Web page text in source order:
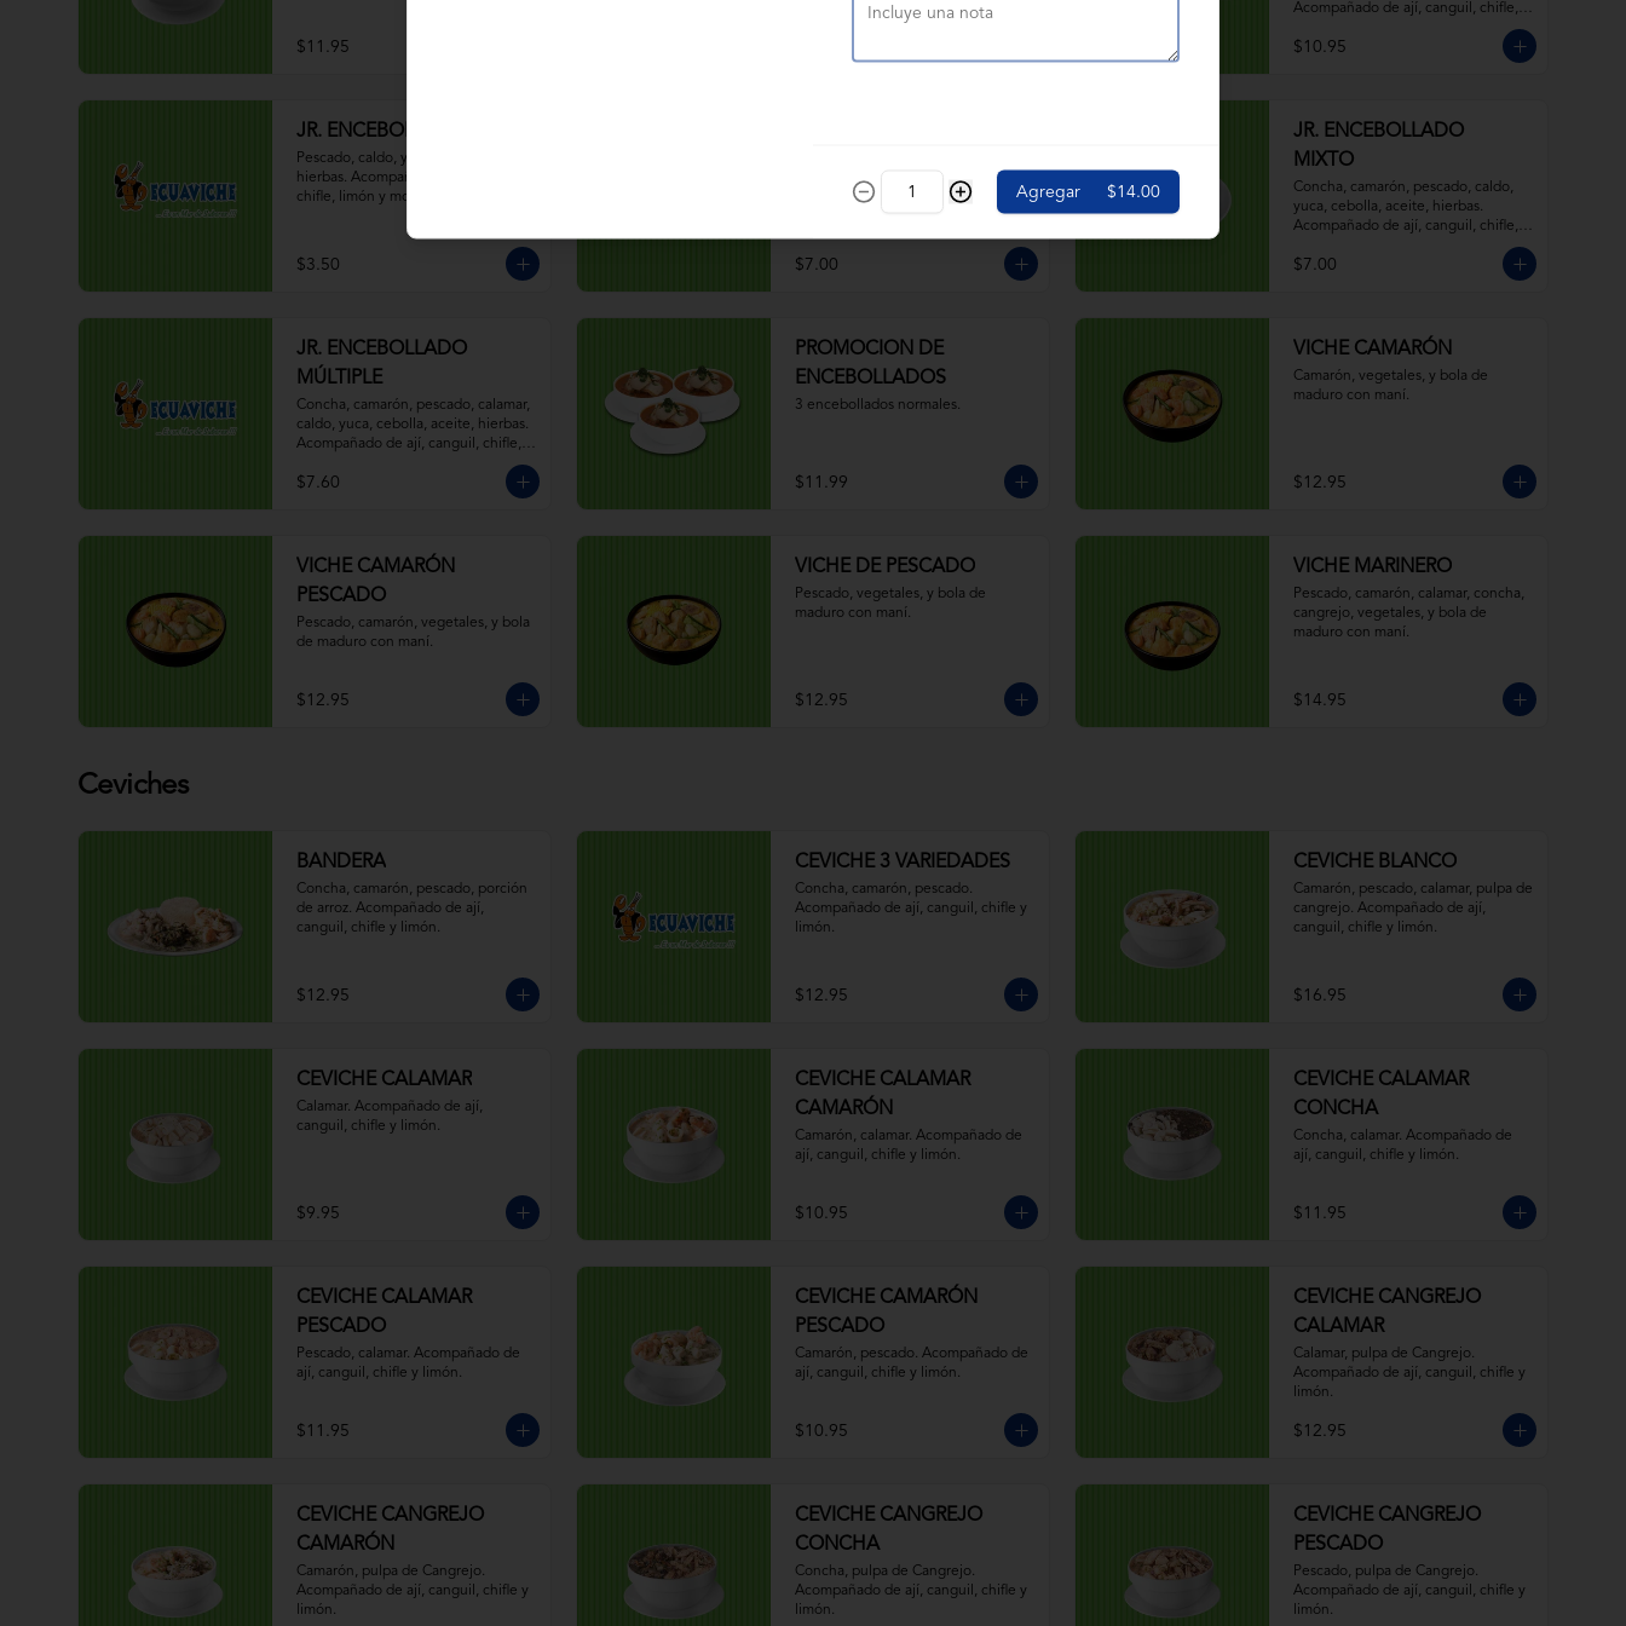
$11.95
Acompañado de ají, canguil, chifle,
$10.95
JR. ENCEBOLLADO
Pescado, caldo, yuca, cebolla, aceite,
hierbas. Acompañado de ají, canguil,
chifle, limón y mostaza.
$3.50
Camarón, pescado, caldo, yuca,
cebolla, aceite, hierbas.
$7.00
JR. ENCEBOLLADO
MIXTO
Concha, camarón, pescado, caldo,
yuca, cebolla, aceite, hierbas.
Acompañado de ají, canguil, chifle,
$7.00
JR. ENCEBOLLADO
MÚLTIPLE
Concha, camarón, pescado, calamar,
caldo, yuca, cebolla, aceite, hierbas.
Acompañado de ají, canguil, chifle,
$7.60
PROMOCION DE
ENCEBOLLADOS
3 encebollados normales.
$11.99
VICHE CAMARÓN
Camarón, vegetales, y bola de
maduro con maní.
$12.95
VICHE CAMARÓN
PESCADO
Pescado, camarón, vegetales, y bola
de maduro con maní.
$12.95
VICHE DE PESCADO
Pescado, vegetales, y bola de
maduro con maní.
$12.95
VICHE MARINERO
Pescado, camarón, calamar, concha,
cangrejo, vegetales, y bola de
maduro con maní.
$14.95
Ceviches
BANDERA
Concha, camarón, pescado, porción
de arroz. Acompañado de ají,
canguil, chifle y limón.
$12.95
CEVICHE 3 VARIEDADES
Concha, camarón, pescado.
Acompañado de ají, canguil, chifle y
limón.
$12.95
CEVICHE BLANCO
Camarón, pescado, calamar, pulpa de
cangrejo. Acompañado de ají,
canguil, chifle y limón.
$16.95
CEVICHE CALAMAR
Calamar. Acompañado de ají,
canguil, chifle y limón.
$9.95
CEVICHE CALAMAR
CAMARÓN
Camarón, calamar. Acompañado de
ají, canguil, chifle y limón.
$10.95
CEVICHE CALAMAR
CONCHA
Concha, calamar. Acompañado de
ají, canguil, chifle y limón.
$11.95
CEVICHE CALAMAR
PESCADO
Pescado, calamar. Acompañado de
ají, canguil, chifle y limón.
$11.95
CEVICHE CAMARÓN
PESCADO
Camarón, pescado. Acompañado de
ají, canguil, chifle y limón.
$10.95
CEVICHE CANGREJO
CALAMAR
Calamar, pulpa de Cangrejo.
Acompañado de ají, canguil, chifle y
limón.
$12.95
CEVICHE CANGREJO
CAMARÓN
Camarón, pulpa de Cangrejo.
Acompañado de ají, canguil, chifle y
limón.
CEVICHE CANGREJO
CONCHA
Concha, pulpa de Cangrejo.
Acompañado de ají, canguil, chifle y
limón.
CEVICHE CANGREJO
PESCADO
Pescado, pulpa de Cangrejo.
Acompañado de ají, canguil, chifle y
limón.
Agregar $14.00